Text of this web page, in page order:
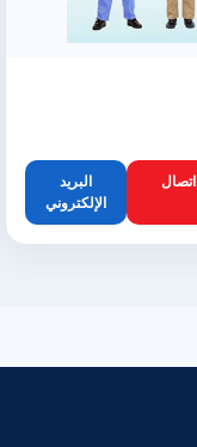
اتصال
البريد
الإلكتروني